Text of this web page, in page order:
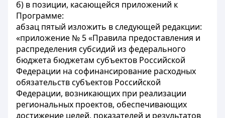
б) в позиции, касающейся приложений к
Программе:
абзац пятый изложить в следующей редакции:
«приложение № 5 «Правила предоставления и
распределения субсидий из федерального
бюджета бюджетам субъектов Российской
Федерации на софинансирование расходных
обязательств субъектов Российской
Федерации, возникающих при реализации
региональных проектов, обеспечивающих
достижение целей, показателей и результатов